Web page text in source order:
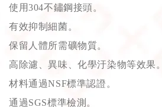
使用304不鏽鋼接頭。
有效抑制細菌。
保留人體所需礦物質。
高除濾、異味、化學汙染物等效果。
材料通過NSF標準認證。
通過SGS標準檢測。